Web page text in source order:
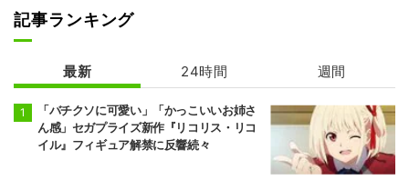
カヤちゃんはコ
ワくない
魔王の娘は優し
すぎる!!
記事ランキング
最新 24時間 週間
「バチクソに可愛い」「かっこいいお姉さ
ん感」セガプライズ新作『リコリス・リコ
イル』フィギュア解禁に反響続々